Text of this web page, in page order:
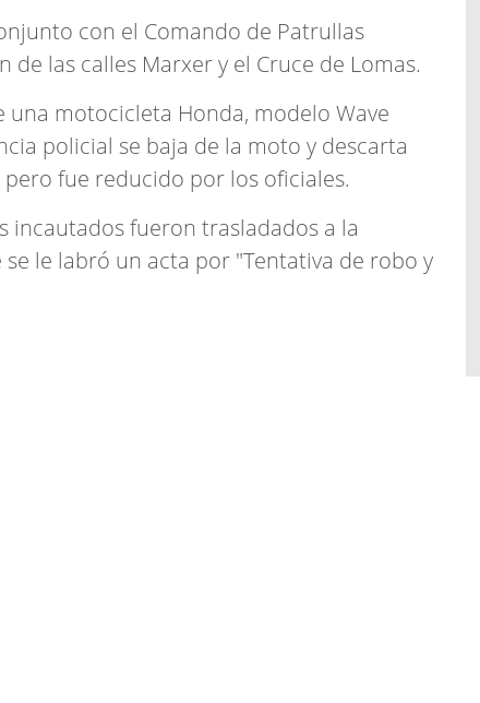
con el Comando de Patrullas
las calles Marxer y el Cruce de Lomas.
motocicleta Honda, modelo Wave
policial se baja de la moto y descarta
fue reducido por los oficiales.
incautados fueron trasladados a la
le labró un acta por "Tentativa de robo y